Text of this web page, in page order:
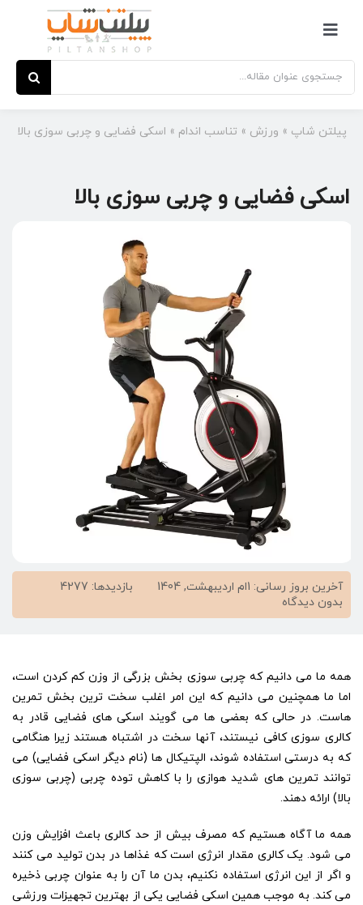
کنترلر
صفحه‌بندی
جستجو
برای:
پیلتن شاپ » ورزش » تناسب اندام » اسکی فضایی و چربی سوزی بالا
اسکی فضایی و چربی سوزی بالا
آخرین بروز رسانی: 1ام اردیبهشت, 1404
بازدیدها: 4277
بدون دیدگاه
اسکی
سوزی
بالا
همه ما می دانیم که چربی سوزی بخش بزرگی از وزن کم کردن است،
اما ما همچنین می دانیم که این امر اغلب سخت ترین بخش تمرین
هاست. در حالی که بعضی ها می گویند اسکی های فضایی قادر به
کالری سوزی کافی نیستند، آنها سخت در اشتباه هستند زیرا هنگامی
که به درستی استفاده شوند، الپتیکال ها (نام دیگر اسکی فضایی) می
توانند تمرین های شدید هوازی را با کاهش توده چربی (چربی سوزی
بالا) ارائه دهند.
همه ما آگاه هستیم که مصرف بیش از حد کالری باعث افزایش وزن
می شود. یک کالری مقدار انرژی است که غذاها در بدن تولید می کنند
و اگر از این انرژی استفاده نکنیم، بدن ما آن را به عنوان چربی ذخیره
می کند. به موجب همین اسکی فضایی یکی از بهترین تجهیزات ورزشی